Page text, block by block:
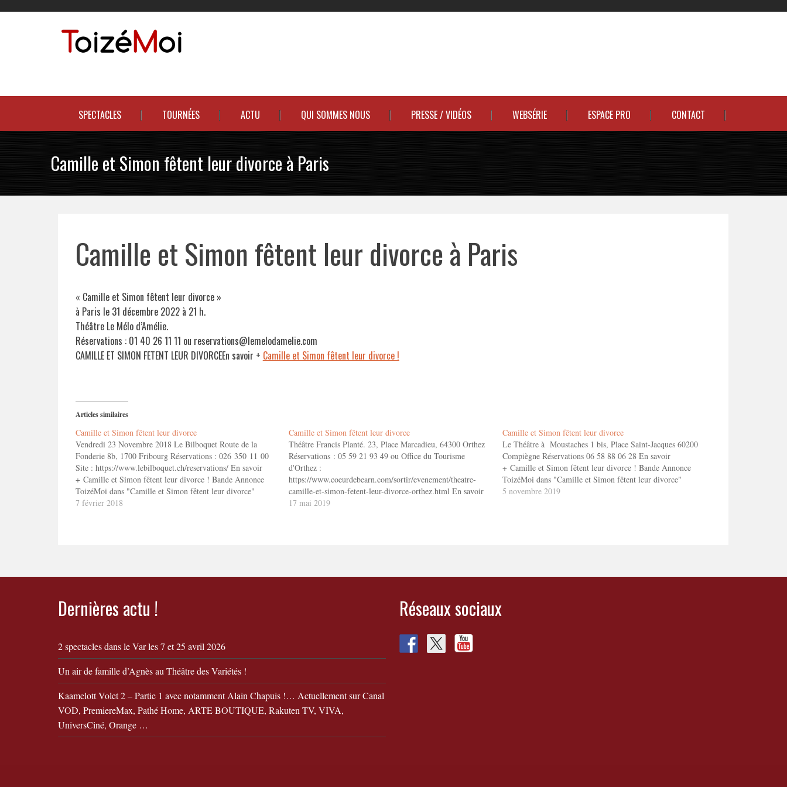
SPECTACLES TOURNÉES ACTU QUI SOMMES NOUS PRESSE / VIDÉOS WEBSÉRIE ESPACE PRO CONTACT
Camille et Simon fêtent leur divorce à Paris
Camille et Simon fêtent leur divorce à Paris
« Camille et Simon fêtent leur divorce »
à Paris le 31 décembre 2022 à 21 h.
Théâtre Le Mélo d’Amélie.
Réservations : 01 40 26 11 11 ou reservations@lemelodamelie.com
CAMILLE ET SIMON FETENT LEUR DIVORCEEn savoir + Camille et Simon fêtent leur divorce !
Articles similaires
Camille et Simon fêtent leur divorce
Vendredi 23 Novembre 2018 Le Bilboquet Route de la
Fonderie 8b, 1700 Fribourg Réservations : 026 350 11 00
Site : https://www.lebilboquet.ch/reservations/ En savoir
+ Camille et Simon fêtent leur divorce ! Bande Annonce
ToizéMoi dans "Camille et Simon fêtent leur divorce"
7 février 2018
Camille et Simon fêtent leur divorce
Théâtre Francis Planté. 23, Place Marcadieu, 64300 Orthez
Réservations : 05 59 21 93 49 ou Office du Tourisme
d'Orthez :
https://www.coeurdebearn.com/sortir/evenement/theatre-
camille-et-simon-fetent-leur-divorce-orthez.html En savoir
+ Camille et Simon fêtent leur divorce ! Bande Annonce
17 mai 2019
Camille et Simon fêtent leur divorce
Le Théâtre à Moustaches 1 bis, Place Saint-Jacques 60200
Compiègne Réservations 06 58 88 06 28 En savoir
+ Camille et Simon fêtent leur divorce ! Bande Annonce
ToizéMoi dans "Camille et Simon fêtent leur divorce"
5 novembre 2019
Dernières actu !
2 spectacles dans le Var les 7 et 25 avril 2026
Un air de famille d’Agnès au Théâtre des Variétés !
Kaamelott Volet 2 – Partie 1 avec notamment Alain Chapuis !… Actuellement sur Canal
VOD, PremiereMax, Pathé Home, ARTE BOUTIQUE, Rakuten TV, VIVA,
UniversCiné, Orange …
Réseaux sociaux